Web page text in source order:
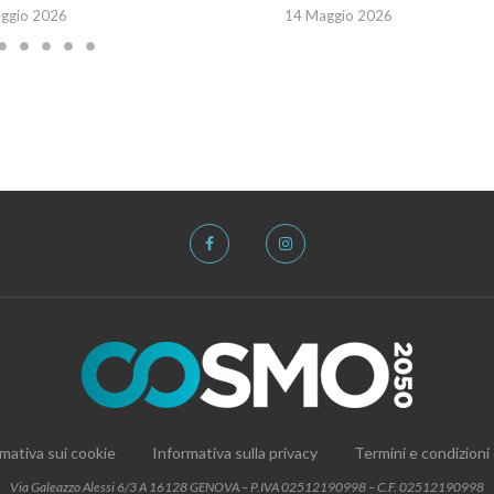
2026 14 Maggio 2026
sui cookie Informativa sulla privacy Termini e condizioni
Via Galeazzo Alessi 6/3 A 16128 GENOVA – P.IVA 02512190998 – C.F. 02512190998